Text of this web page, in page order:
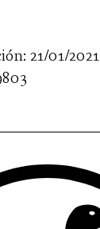
21/01/2021